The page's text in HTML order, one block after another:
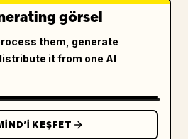
görsel
them, generate
it from one AI
KEŞFET